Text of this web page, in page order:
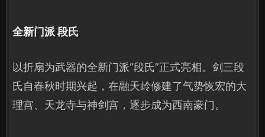
全新门派 段氏
以折扇为武器的全新门派“段氏”正式亮相。剑三段
氏自春秋时期兴起，在融天岭修建了气势恢宏的大
理宫、天龙寺与神剑宫，逐步成为西南豪门。